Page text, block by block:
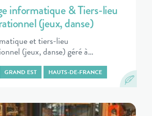
informatique & Tiers-lieu
(jeux, danse)
et tiers-lieu
(jeux, danse) géré à…
GRAND EST HAUTS-DE-FRANCE